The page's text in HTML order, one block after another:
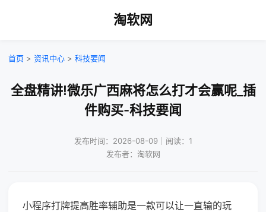
淘软网
首页 > 资讯中心 > 科技要闻
全盘精讲!微乐广西麻将怎么打才会赢呢_插
件购买-科技要闻
发布时间：2026-08-09｜阅读：1
发布者：淘软网
小程序打牌提高胜率辅助是一款可以让一直输的玩